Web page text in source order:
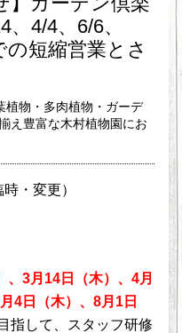
4/4、6/6、
の短縮営業とさ
植物・多肉植物・ガーデ
え豊富な木村植物園にお
・変更）
、3月14日（木）、4月
4日（木）、8月1日
指して、スタッフ研修